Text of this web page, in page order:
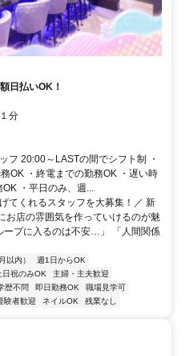
日払いOK！
分
フ 20:00～LASTの間でシフト制 ・
OK ・終電までの勤務OK ・遅い時
・平日のみ、週...
てくれるスタッフを大募集！／ 新
お店の雰囲気を作っていけるのが魅
ープに入るのは不安…」 「人間関係
以内）
週1日からOK
日祝のみOK
主婦・主夫歓迎
歴不問 即日勤務OK
職場見学可
験者歓迎 ネイルOK 残業なし